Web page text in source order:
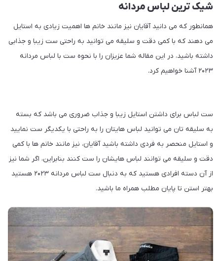
شیک ترین لباس مردانه
همانطور که می دانید آقایان نیز مانند خانم ها اهمیت زیادی به استایل
می دهند که با کمی دقت و سلیقه می توانید به راحتی ست زیبا و جذابی
داشته باشید، در این مقاله شما عزیزان را با نحوه ست با لباس مردانه
۲۰۲۳ آشنا خواهیم کرد.
ست لباس برای داشتن استایل زیبا و جذاب ضروری می باشد که بسته
به سلیقه تان می توانید لباس هایتان را به راحتی با یکدیگر ست نمایید
و استایل منحصر به فردی داشته باشید آقایان، نیز مانند خانم ها با کمی
دقت و سلیقه می توانند لباس هایشان را ست کنند بنابراین، اگر شما نیز
از آن دسته افرادی هستید که به دنبال ست لباس مردانه ۲۰۲۳ هستید
بهتر استن تا پایان مطلب همراه ما باشید.